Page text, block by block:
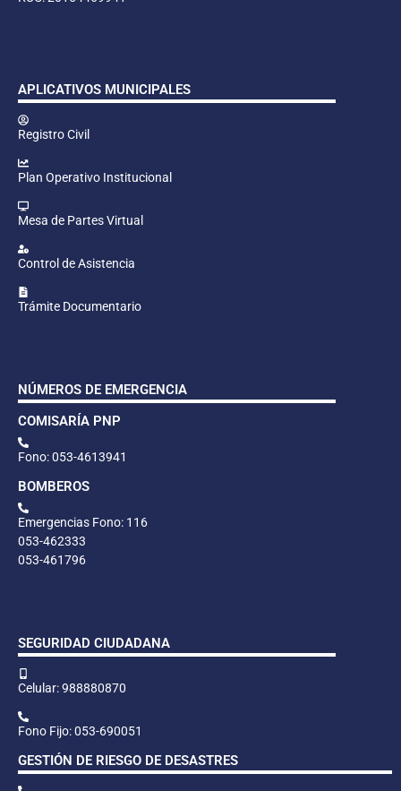
APLICATIVOS MUNICIPALES
Registro Civil
Plan Operativo Institucional
Mesa de Partes Virtual
Control de Asistencia
Trámite Documentario
NÚMEROS DE EMERGENCIA
COMISARÍA PNP
Fono: 053-4613941
BOMBEROS
Emergencias Fono: 116
053-462333
053-461796
SEGURIDAD CIUDADANA
Celular: 988880870
Fono Fijo: 053-690051
GESTIÓN DE RIESGO DE DESASTRES